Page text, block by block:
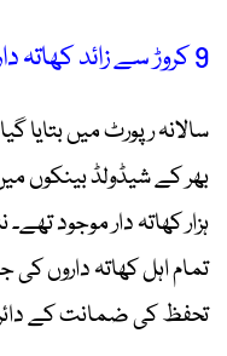
9 کروڑ سے زائد کھاتہ دار مستفید ہوں گے
ہزار کھاتہ دار موجود
تحفظ کی ضمانت کے